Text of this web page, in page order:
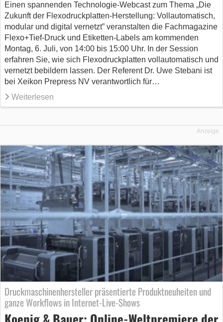
Einen spannenden Technologie-Webcast zum Thema „Die
Zukunft der Flexodruckplatten-Herstellung: Vollautomatisch,
modular und digital vernetzt” veranstalten die Fachmagazine
Flexo+Tief-Druck und Etiketten-Labels am kommenden
Montag, 6. Juli, von 14:00 bis 15:00 Uhr. In der Session
erfahren Sie, wie sich Flexodruckplatten vollautomatisch und
vernetzt bebildern lassen. Der Referent Dr. Uwe Stebani ist
bei Xeikon Prepress NV verantwortlich für…
Weiterlesen
Anzeige
Druckmaschinenhersteller präsentierte Produktneuheiten und
ganze Workflows in Internet-Live-Shows